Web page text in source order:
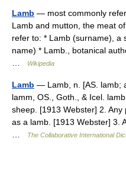
Lamb — most commonly
Lamb and mutton, the meat
refer to: * Lamb (surname), a
name) * Lamb., botanical
Wikipedia
Lamb — Lamb, n. [AS. lamb;
lamm, OS., Goth., & Icel.
sheep. [1913 Webster] 2.
as a lamb. [1913 Webster] 3.
The Collaborative International